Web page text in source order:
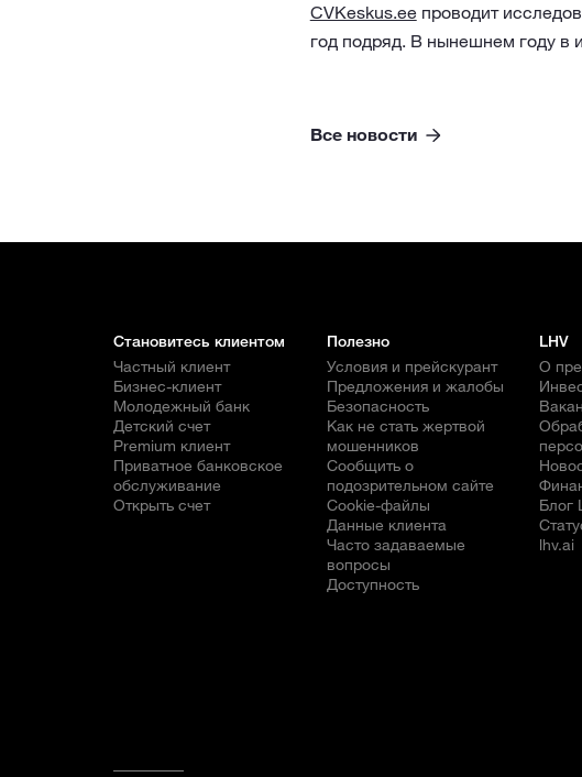
CVKeskus.eeпроводит
год подряд. В нынешнем году в
Все новости
Становитесь клиентом
Частный клиент
Бизнес-клиент
Молодежный банк
Детский счет
Premium клиент
Приватное банковское
обслуживание
Открыть счет
Полезно
Условия и прейскурант
Предложения и жалобы
Безопасность
Как не стать жертвой
мошенников
Сообщить о
подозрительном сайте
Cookie-файлы
Данные клиента
Часто задаваемые
вопросы
Доступность
LHV
О
Блог
lhv.ai